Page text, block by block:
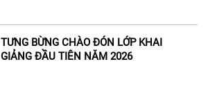
TƯNG BỪNG CHÀO ĐÓN LỚP KHAI
GIẢNG ĐẦU TIÊN NĂM 2026